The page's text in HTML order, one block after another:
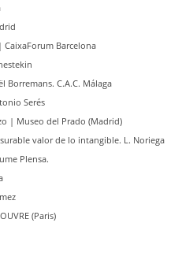
| CaixaForum Barcelona
Borremans. C.A.C. Málaga
Serés
| Museo del Prado (Madrid)
valor de lo intangible. L. Noriega
Plensa.
(Paris)